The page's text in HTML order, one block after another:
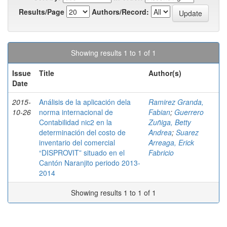
Results/Page
Authors/Record:
Showing results 1 to 1 of 1
Issue
Date
Title Author(s)
2015-
10-26
Análisis de la aplicación dela
norma internacional de
Contabilidad nic2 en la
determinación del costo de
inventario del comercial
“DISPROVIT” situado en el
Cantón Naranjito periodo 2013-
2014
Ramirez Granda,
Fabian; Guerrero
Zuñiga, Betty
Andrea; Suarez
Arreaga, Erick
Fabricio
Showing results 1 to 1 of 1